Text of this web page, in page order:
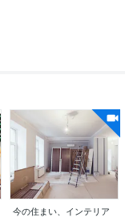
今の住まい、インテリア